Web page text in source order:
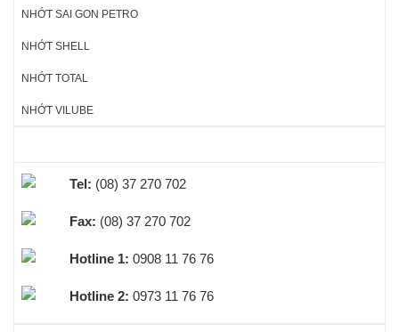
NHỚT SAI GON PETRO
NHỚT SHELL
NHỚT TOTAL
NHỚT VILUBE
Tel: (08) 37 270 702
Fax: (08) 37 270 702
Hotline 1: 0908 11 76 76
Hotline 2: 0973 11 76 76